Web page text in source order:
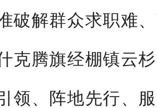
破解群众求职难
克腾旗经棚镇云
领、阵地先行、